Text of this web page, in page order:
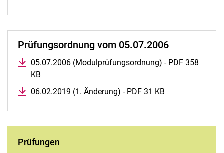
Prüfungsordnung vom 05.07.2006
05.07.2006 (Modulprüfungsordnung) - PDF 358
KB
06.02.2019 (1. Änderung) - PDF 31 KB
Prüfungen